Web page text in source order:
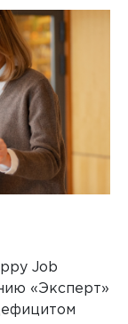
Job
«Эксперт»